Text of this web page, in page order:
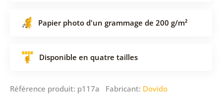
Papier photo d'un grammage de 200 g/m²
Disponible en quatre tailles
Référence produit: p117a Fabricant: Dovido